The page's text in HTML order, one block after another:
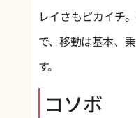
レイさもピカイチ
で、移動は基本、
す。
コソボ